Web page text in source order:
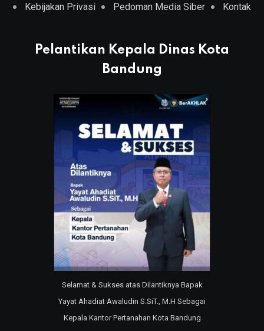
Kebijakan Privasi Pedoman Media Siber Kontak
Pelantikan Kepala Dinas Kota
Bandung
Selamat & Sukses atas Dilantiknya Bapak
Yayat Ahadiat Awaludin S.SiT., M.H Sebagai
Kepala Kantor Pertanahan Kota Bandung